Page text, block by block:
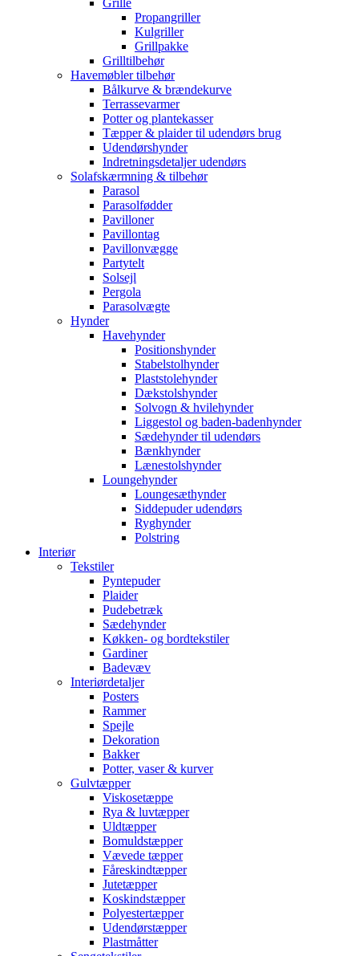
Grille
Propangriller
Kulgriller
Grillpakke
Grilltilbehør
Havemøbler tilbehør
Bålkurve & brændekurve
Terrassevarmer
Potter og plantekasser
Tæpper & plaider til udendørs brug
Udendørshynder
Indretningsdetaljer udendørs
Solafskærmning & tilbehør
Parasol
Parasolfødder
Pavilloner
Pavillontag
Pavillonvægge
Partytelt
Solsejl
Pergola
Parasolvægte
Hynder
Havehynder
Positionshynder
Stabelstolhynder
Plaststolehynder
Dækstolshynder
Solvogn & hvilehynder
Liggestol og baden-badenhynder
Sædehynder til udendørs
Bænkhynder
Lænestolshynder
Loungehynder
Loungesæthynder
Siddepuder udendørs
Ryghynder
Polstring
Interiør
Tekstiler
Pyntepuder
Plaider
Pudebetræk
Sædehynder
Køkken- og bordtekstiler
Gardiner
Badevæv
Interiørdetaljer
Posters
Rammer
Spejle
Dekoration
Bakker
Potter, vaser & kurver
Gulvtæpper
Viskosetæppe
Rya & luvtæpper
Uldtæpper
Bomuldstæpper
Vævede tæpper
Fåreskindtæpper
Jutetæpper
Koskindstæpper
Polyestertæpper
Udendørstæpper
Plastmåtter